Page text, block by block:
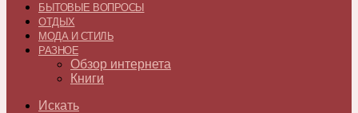
БЫТОВЫЕ ВОПРОСЫ
ОТДЫХ
МОДА И СТИЛЬ
РАЗНОЕ
Обзор интернета
Книги
Искать